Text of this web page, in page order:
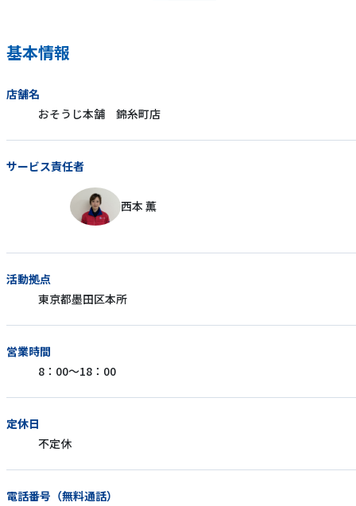
基本情報
店舗名
おそうじ本舗 錦糸町店
サービス責任者
西本 薫
活動拠点
東京都墨田区本所
営業時間
8：00～18：00
定休日
不定休
電話番号（無料通話）